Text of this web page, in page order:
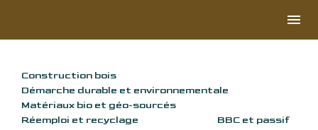
menu
Construction bois
Démarche durable et environnementale
Matériaux bio et géo-sourcés
Réemploi et recyclage
BBC et passif